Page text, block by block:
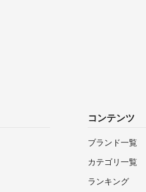
コンテンツ
ブランド一覧
カテゴリ一覧
ランキング